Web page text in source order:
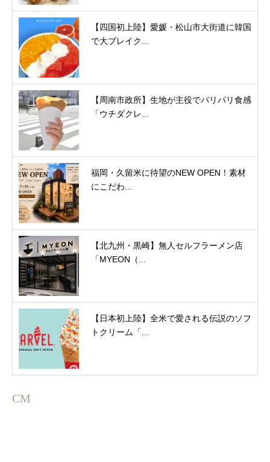
【四国初上陸】愛媛・松山市大街道に韓国
で大ブレイク...
【周南市政所】生地が主役でパリパリ食感
「ウチダクレ...
福岡・久留米に待望のNEW OPEN！素材
にこだわ...
【北九州・黒崎】無人セルフラーメン店
「MYEON（...
【日本初上陸】全米で愛される伝説のソフ
トクリーム「...
CM